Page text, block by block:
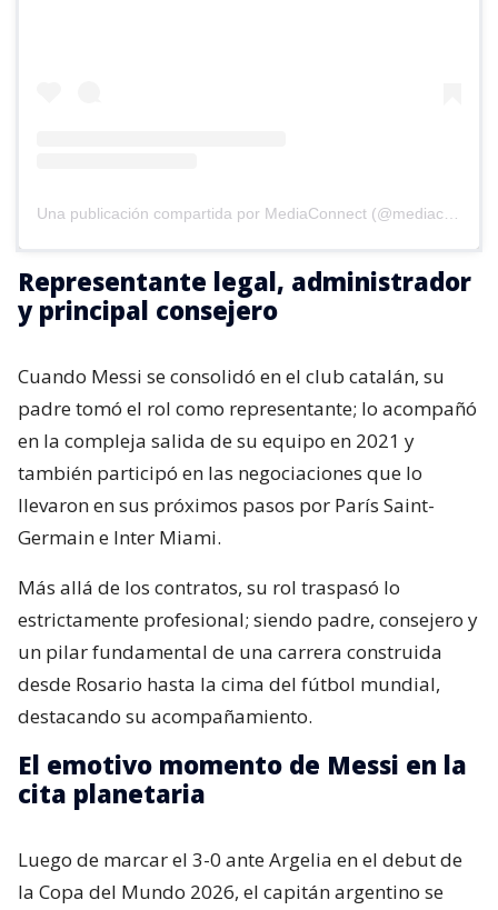
Representante legal, administrador
y principal consejero
Cuando Messi se consolidó en el club catalán, su
padre tomó el rol como representante; lo acompañó
en la compleja salida de su equipo en 2021 y
también participó en las negociaciones que lo
llevaron en sus próximos pasos por París Saint-
Germain e Inter Miami.
Más allá de los contratos, su rol traspasó lo
estrictamente profesional; siendo padre, consejero y
un pilar fundamental de una carrera construida
desde Rosario hasta la cima del fútbol mundial,
destacando su acompañamiento.
El emotivo momento de Messi en la
cita planetaria
Luego de marcar el 3-0 ante Argelia en el debut de
la Copa del Mundo 2026, el capitán argentino se